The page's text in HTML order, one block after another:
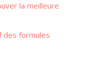
la meilleure
des formules